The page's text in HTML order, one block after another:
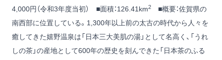
4,000円（令和3年度当初） ■面積：126.41km2
■概要：佐賀県の
南西部に位置している。1,300年以上前の太古の時代から人々を
癒してきた嬉野温泉は「日本三大美肌の湯」として名高く、「うれ
しの茶」の産地として600年の歴史を刻んできた「日本茶のふる